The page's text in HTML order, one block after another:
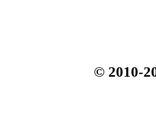
© 2010-